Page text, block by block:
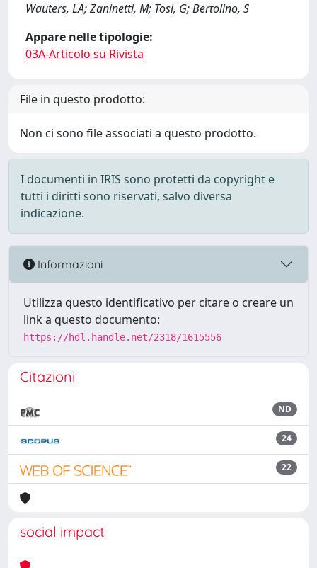
Wauters, LA; Zaninetti, M; Tosi, G; Bertolino, S
Appare nelle tipologie:
03A-Articolo su Rivista
File in questo prodotto:
Non ci sono file associati a questo prodotto.
I documenti in IRIS sono protetti da copyright e
tutti i diritti sono riservati, salvo diversa
indicazione.
Informazioni
Utilizza questo identificativo per citare o creare un
link a questo documento:
https://hdl.handle.net/2318/1615556
Citazioni
ND
24
22
social impact